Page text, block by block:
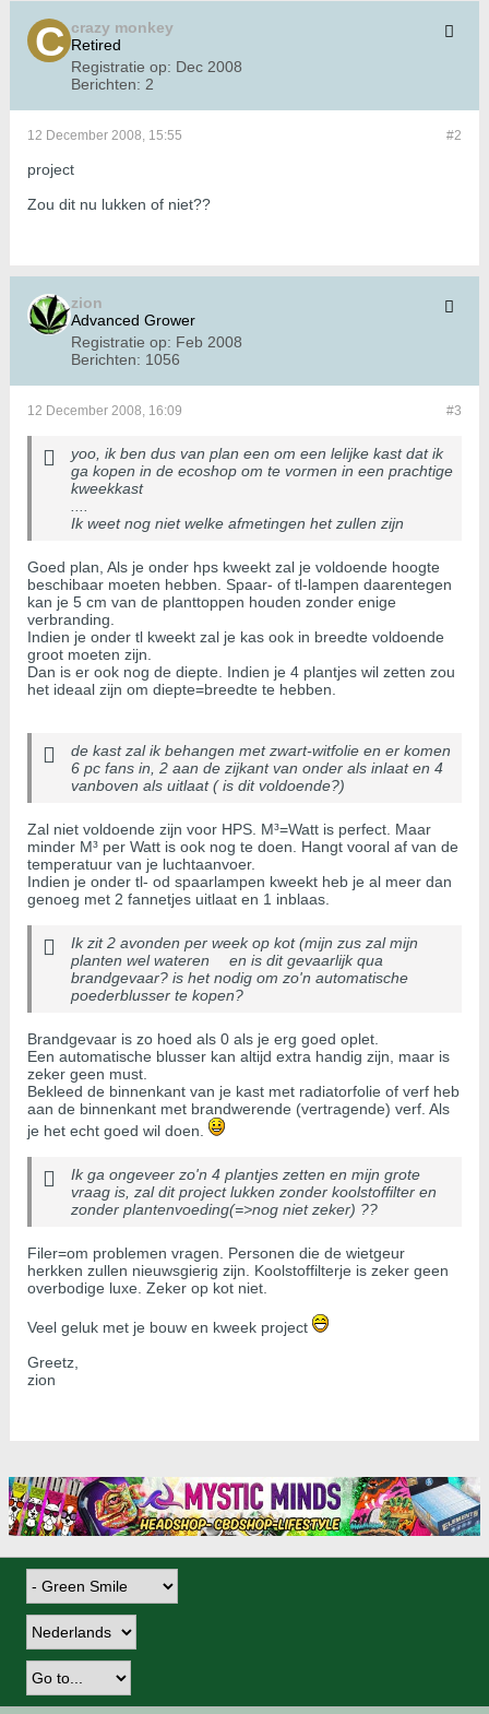
crazy monkey
Retired
Registratie op: Dec 2008
Berichten: 2
#2
12 December 2008, 15:55
project
Zou dit nu lukken of niet??
zion
Advanced Grower
Registratie op: Feb 2008
Berichten: 1056
#3
12 December 2008, 16:09
yoo, ik ben dus van plan een om een lelijke kast dat ik
ga kopen in de ecoshop om te vormen in een prachtige
kweekkast
Ik weet nog niet welke afmetingen het zullen zijn
Goed plan, Als je onder hps kweekt zal je voldoende hoogte
beschibaar moeten hebben. Spaar- of tl-lampen daarentegen
kan je 5 cm van de planttoppen houden zonder enige
verbranding.
Indien je onder tl kweekt zal je kas ook in breedte voldoende
groot moeten zijn.
Dan is er ook nog de diepte. Indien je 4 plantjes wil zetten zou
het ideaal zijn om diepte=breedte te hebben.
de kast zal ik behangen met zwart-witfolie en er komen
6 pc fans in, 2 aan de zijkant van onder als inlaat en 4
vanboven als uitlaat ( is dit voldoende?)
Zal niet voldoende zijn voor HPS. M³=Watt is perfect. Maar
minder M³ per Watt is ook nog te doen. Hangt vooral af van de
temperatuur van je luchtaanvoer.
Indien je onder tl- od spaarlampen kweekt heb je al meer dan
genoeg met 2 fannetjes uitlaat en 1 inblaas.
Ik zit 2 avonden per week op kot (mijn zus zal mijn
planten wel wateren
en is dit gevaarlijk qua
brandgevaar? is het nodig om zo'n automatische
poederblusser te kopen?
Brandgevaar is zo hoed als 0 als je erg goed oplet.
Een automatische blusser kan altijd extra handig zijn, maar is
zeker geen must.
Bekleed de binnenkant van je kast met radiatorfolie of verf heb
aan de binnenkant met brandwerende (vertragende) verf. Als
je het echt goed wil doen.
Ik ga ongeveer zo'n 4 plantjes zetten en mijn grote
vraag is, zal dit project lukken zonder koolstoffilter en
zonder plantenvoeding(=>nog niet zeker) ??
Filer=om problemen vragen. Personen die de wietgeur
herkken zullen nieuwsgierig zijn. Koolstoffilterje is zeker geen
overbodige luxe. Zeker op kot niet.
Veel geluk met je bouw en kweek project
Greetz,
zion